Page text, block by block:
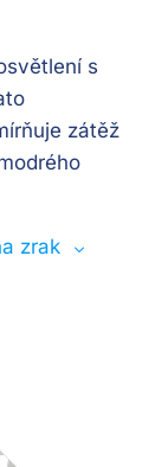
s
zátěž
zrak